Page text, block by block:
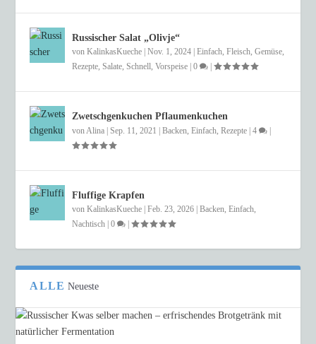
Russischer Salat „Olivje“
vonKalinkasKueche |Nov. 1, 2024 |Einfach,Fleisch,Gemüse,
Rezepte,Salate,Schnell,Vorspeise |0 |
Zwetschgenkuchen Pflaumenkuchen
vonAlina |Sep. 11, 2021 |Backen,Einfach,Rezepte |4
Fluffige Krapfen
vonKalinkasKueche |Feb. 23, 2026 |Backen,Einfach,
Nachtisch |0 |
ALLE Neueste